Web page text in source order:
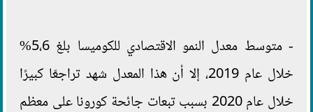
- متوسط معدل النمو الاقتصادي للكوميسا بلغ 5،6%
خلال عام 2019، إلا أن هذا المعدل شهد تراجعًا كبيرًا
خلال عام 2020 بسبب تبعات جائحة كورونا على معظم